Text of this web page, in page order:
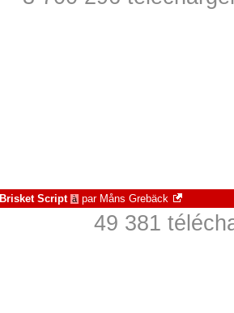
Brisket Script à par Måns Grebäck
49 381